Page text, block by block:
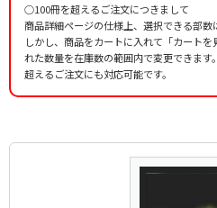
○100冊を超えるご注文につきまして
商品詳細ページの仕様上、選択できる部数
しかし、商品をカートに入れて「カート
れた数量を在庫数の範囲内で変更できま
超えるご注文にも対応可能です。